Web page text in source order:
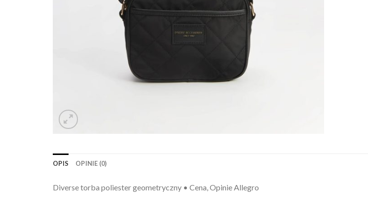
OPIS OPINIE (0)
Diverse torba poliester geometryczny • Cena, Opinie Allegro